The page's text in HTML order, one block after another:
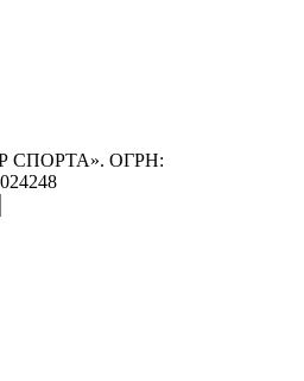
СПОРТА». ОГРН: